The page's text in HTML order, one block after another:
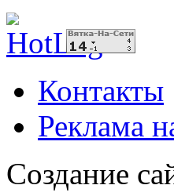
Контакты
Реклама
Создание